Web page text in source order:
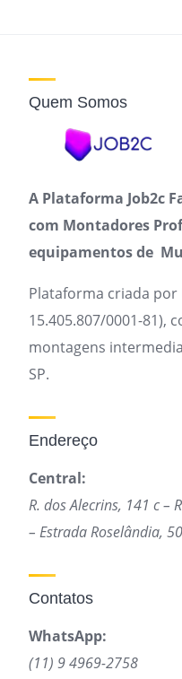
Quem Somos
A Plataforma Job2c
com Montadores
equipamentos de
Plataforma criada por
15.405.807/0001-81),
montagens
SP.
Endereço
Central:
R. dos Alecrins, 141 c –
– Estrada Roselândia,
Contatos
WhatsApp:
(11) 9 4969-2758